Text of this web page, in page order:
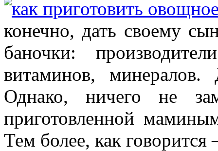
конечно, дать своему
баночки:
витаминов,
Однако, ничего не
приготовленной
Тем более, как